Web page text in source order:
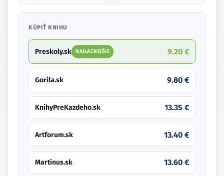
KÚPIŤ KNIHU
Preskoly.sk NAJLACNEJŠIE 9.20 €
Gorila.sk 9.80 €
KnihyPreKazdeho.sk 13.35 €
Artforum.sk 13.40 €
Martinus.sk 13.60 €